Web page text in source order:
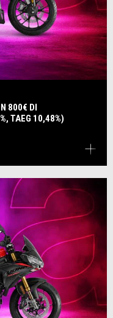
800€ DI
TAEG 10,48%)